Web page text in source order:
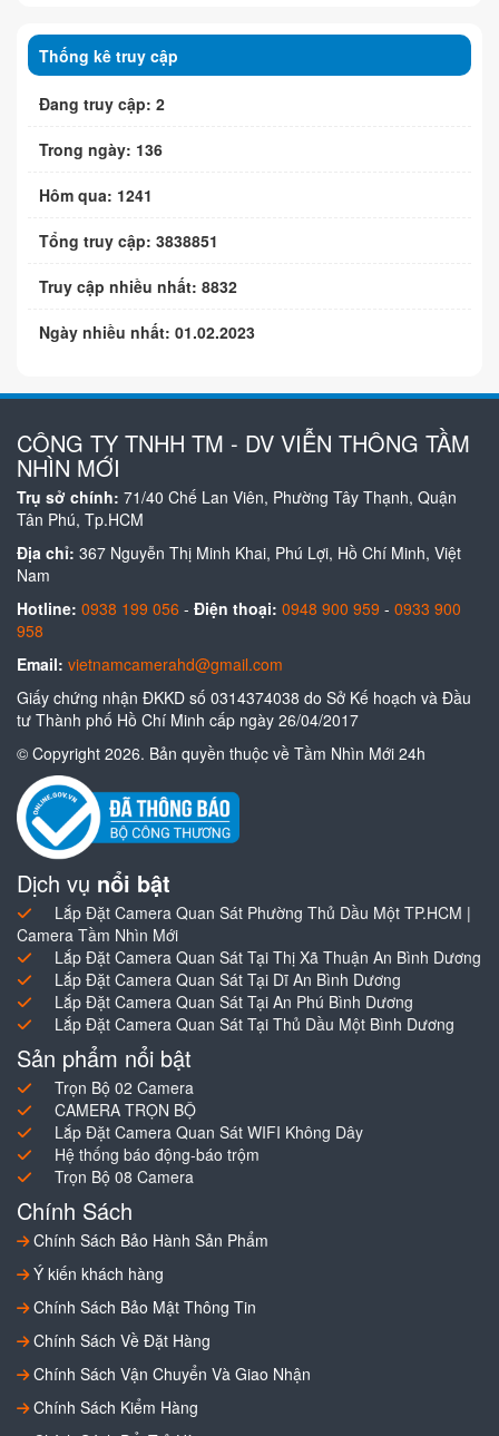
Thống kê truy cập
Đang truy cập: 2
Trong ngày: 136
Hôm qua: 1241
Tổng truy cập: 3838851
Truy cập nhiều nhất: 8832
Ngày nhiều nhất: 01.02.2023
CÔNG TY TNHH TM - DV VIỄN THÔNG TẦM
NHÌN MỚI
Trụ sở chính: 71/40 Chế Lan Viên, Phường Tây Thạnh, Quận
Tân Phú, Tp.HCM
Địa chỉ: 367 Nguyễn Thị Minh Khai, Phú Lợi, Hồ Chí Minh, Việt
Nam
Hotline: 0938 199 056 - Điện thoại: 0948 900 959 - 0933 900
958
Email: vietnamcamerahd@gmail.com
Giấy chứng nhận ĐKKD số 0314374038 do Sở Kế hoạch và Đầu
tư Thành phố Hồ Chí Minh cấp ngày 26/04/2017
© Copyright 2026. Bản quyền thuộc về Tầm Nhìn Mới 24h
Dịch vụ nổi bật
Lắp Đặt Camera Quan Sát Phường Thủ Dầu Một TP.HCM |
Camera Tầm Nhìn Mới
Lắp Đặt Camera Quan Sát Tại Thị Xã Thuận An Bình Dương
Lắp Đặt Camera Quan Sát Tại Dĩ An Bình Dương
Lắp Đặt Camera Quan Sát Tại An Phú Bình Dương
Lắp Đặt Camera Quan Sát Tại Thủ Dầu Một Bình Dương
Sản phẩm nổi bật
Trọn Bộ 02 Camera
CAMERA TRỌN BỘ
Lắp Đặt Camera Quan Sát WIFI Không Dây
Hệ thống báo động-báo trộm
Trọn Bộ 08 Camera
Chính Sách
Chính Sách Bảo Hành Sản Phẩm
Ý kiến khách hàng
Chính Sách Bảo Mật Thông Tin
Chính Sách Về Đặt Hàng
Chính Sách Vận Chuyển Và Giao Nhận
Chính Sách Kiểm Hàng